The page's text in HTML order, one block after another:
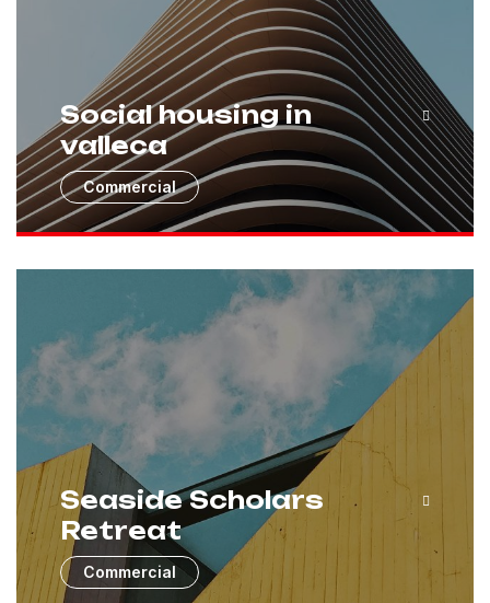
Social housing in
valleca
Commercial
Seaside Scholars
Retreat
Commercial